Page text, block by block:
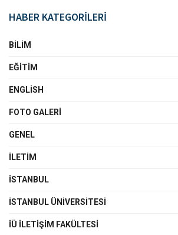
HABER KATEGORİLERİ
BILIM
EĞITIM
ENGLISH
FOTO GALERI
GENEL
İLETIM
İSTANBUL
İSTANBUL ÜNIVERSITESI
İÜ İLETIŞIM FAKÜLTESI